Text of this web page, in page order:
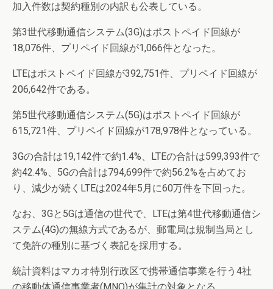
加入件数は契約種別の内訳も公表している。
第3世代移動通信システム(3G)はポストペイド回線が
18,076件、プリペイド回線が1,066件となった。
LTEはポストペイド回線が392,751件、プリペイド回線が
206,642件である。
第5世代移動通信システム(5G)はポストペイド回線が
615,721件、プリペイド回線が178,978件となっている。
3Gの合計は19,142件で約1.4%、LTEの合計は599,393件で
約42.4%、5Gの合計は794,699件で約56.2%を占めてお
り、減少が続くLTEは2024年5月に60万件を下回った。
なお、3Gと5Gは通信の世代で、LTEは第4世代移動通信シ
ステム(4G)の無線方式であるが、郵電局は規制当局とし
て免許の種別に基づく表記を採用する。
統計資料はマカオ特別行政区で携帯通信事業を行う4社